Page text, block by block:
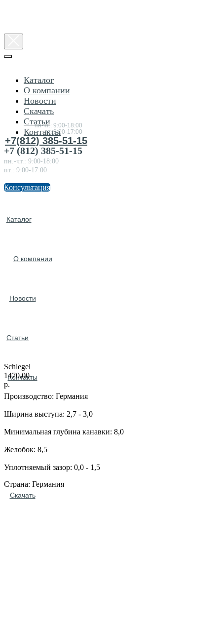
Консультация
товарам
пн-чт.: 9:00-18:00
пт.:9:00-17:00
+7(812) 385-51-15
Каталог
О компании
Новости
Статьи
Контакты
Скачать
Каталог
О компании
Новости
Скачать
Статьи
Контакты
+7 (812) 385-51-15
пн.-чт.: 9:00-18:00
пт.: 9:00-17:00
Консультация
Schlegel
1470,00
р.
Производство: Германия
Ширина выступа: 2,7 - 3,0
Минимальная глубина канавки: 8,0
Желобок: 8,5
Уплотняемый зазор: 0,0 - 1,5
Страна: Германия